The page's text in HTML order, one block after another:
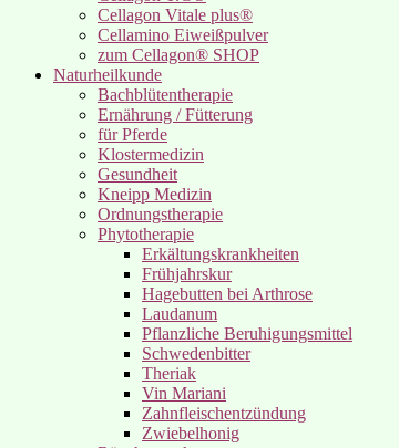
Cellagon Vitale plus®
Cellamino Eiweißpulver
zum Cellagon® SHOP
Naturheilkunde
Bachblütentherapie
Ernährung / Fütterung
für Pferde
Klostermedizin
Gesundheit
Kneipp Medizin
Ordnungstherapie
Phytotherapie
Erkältungskrankheiten
Frühjahrskur
Hagebutten bei Arthrose
Laudanum
Pflanzliche Beruhigungsmittel
Schwedenbitter
Theriak
Vin Mariani
Zahnfleischentzündung
Zwiebelhonig